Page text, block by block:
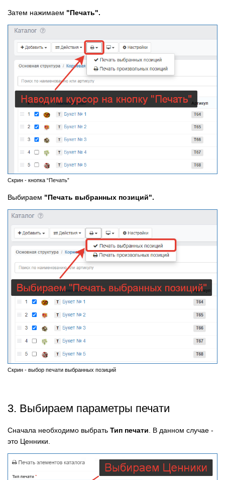
Затем нажимаем "Печать".
Скрин - кнопка “Печать”
Выбираем "Печать выбранных позиций".
Скрин - выбор печати выбранных позиций
3. Выбираем параметры печати
Сначала необходимо выбрать Тип печати . В данном случае -
это Ценники.